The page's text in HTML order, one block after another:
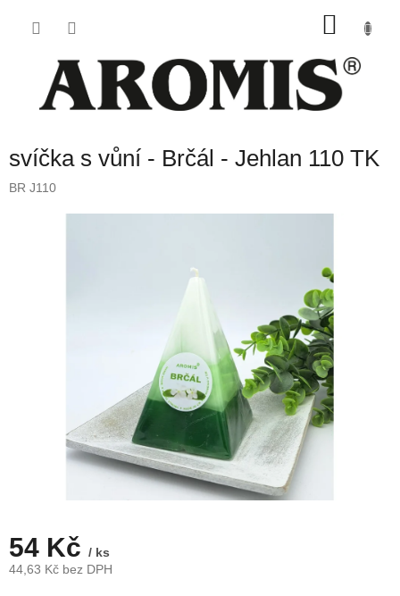
svíčka s vůní - Brčál - Jehlan 110 TK
BR J110
54 Kč / ks
44,63 Kč bez DPH